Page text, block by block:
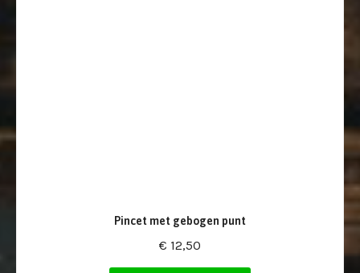
Pincet met gebogen punt
€ 12,50